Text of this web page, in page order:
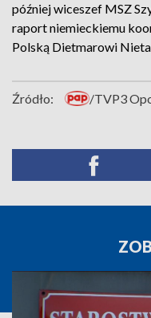
później wiceszef MSZ
raport niemieckiemu
Polską Dietmarowi
Źródło: /TVP3